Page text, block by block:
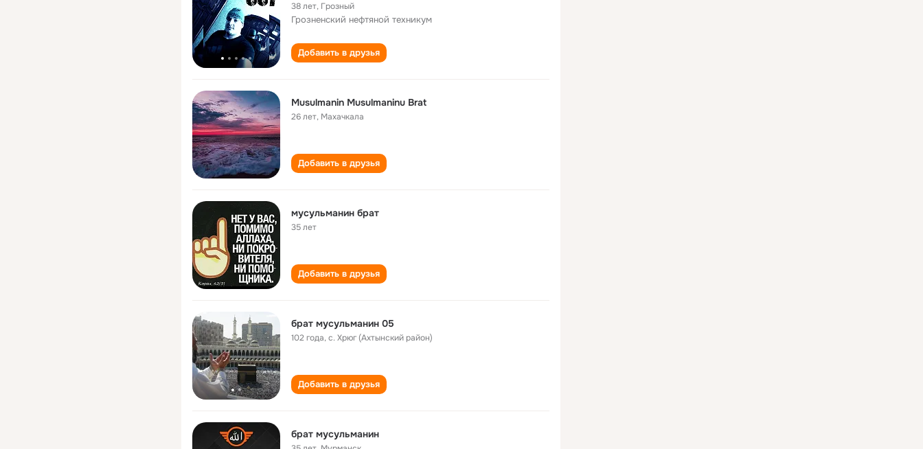
38 лет, Грозный
Грозненский нефтяной техникум
Добавить в друзья
Musulmanin Musulmaninu Brat
26 лет, Махачкала
Добавить в друзья
мусульманин брат
35 лет
Добавить в друзья
брат мусульманин 05
102 года,с. Хрюг (Ахтынский район)
Добавить в друзья
брат мусульманин